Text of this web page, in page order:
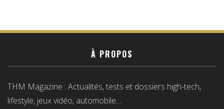
À PROPOS
THM Magazine : Actualités, tests et dossiers high-tech,
lifestyle, jeux vidéo, automobile…